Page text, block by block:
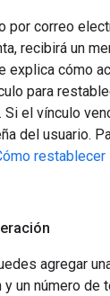
por correo
recibirá un
explica cómo
para
Si el vínculo
del usuario.
restablecer
agregar
un número de